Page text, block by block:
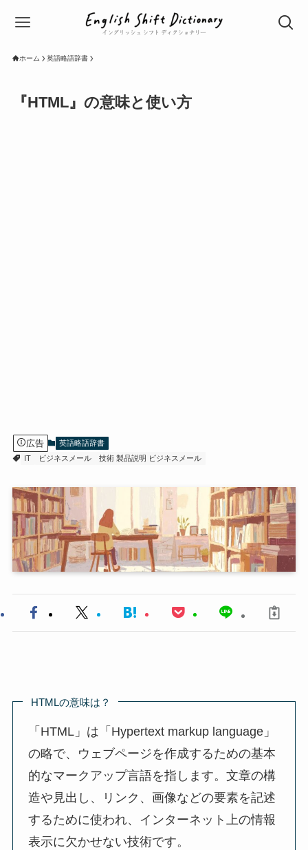
ホーム 英語略語辞書
『HTML』の意味と使い方
広告
英語略語辞書
IT
ビジネスメール 技術 製品説明 ビジネスメール
HTMLの意味は？
「HTML」は「Hypertext markup language」
の略で、ウェブページを作成するための基本
的なマークアップ言語を指します。文章の構
造や見出し、リンク、画像などの要素を記述
するために使われ、インターネット上の情報
表示に欠かせない技術です。